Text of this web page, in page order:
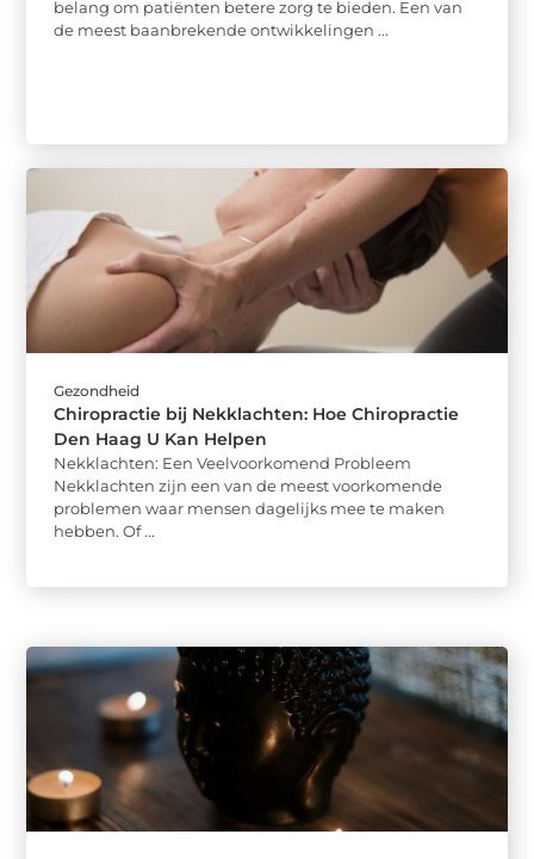
belang om patiënten betere zorg te bieden. Een van
de meest baanbrekende ontwikkelingen ...
Gezondheid
Chiropractie bij Nekklachten: Hoe Chiropractie
Den Haag U Kan Helpen
Nekklachten: Een Veelvoorkomend Probleem
Nekklachten zijn een van de meest voorkomende
problemen waar mensen dagelijks mee te maken
hebben. Of ...